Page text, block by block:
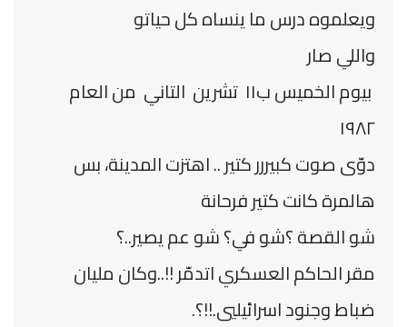
ويعلموه درس ما ينساه كل حياتو
واللي صار
بيوم الخميس ب١١ تشرين التاني من العام
١٩٨٢
دوّى صوت كبيررر كتير .. اهتزت المدينة، بس
هالمرة كانت كتير فرحانة
شو القصة ؟شو في؟ شو عم يصير..؟
مقر الحاكم العسكري اتدمّر !!..وكان مليان
ضباط وجنود اسرائيليي.!!؟.